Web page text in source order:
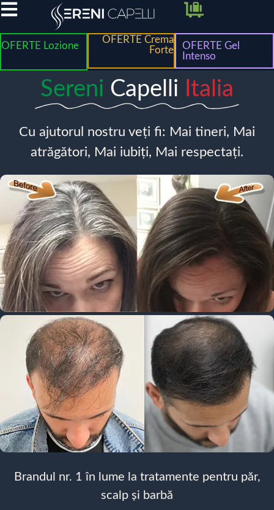
OFERTE Lozione
OFERTE Crema
Forte
OFERTE Gel
Intenso
Sereni Capelli Italia
Cu ajutorul nostru veți fi: Mai tineri, Mai
atrăgători, Mai iubiți, Mai respectați.
Brandul nr. 1 în lume la tratamente pentru păr,
scalp și barbă